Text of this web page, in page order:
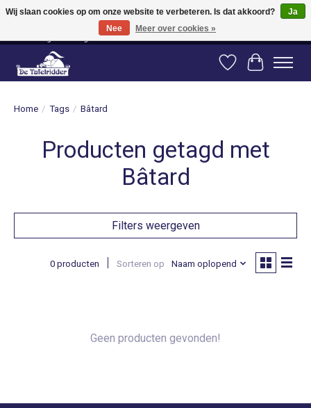
Vanaf 80 euro gratis verzending binnen Nederland! Vanaf 100 euro gratis
verzending naar België en Duitsland!
Verlanglijst
Home / Tags / Bâtard
Producten getagd met
Bâtard
Filters weergeven
0 producten Sorteren op Naam oplopend
Geen producten gevonden!
Wij slaan cookies op om onze website te verbeteren. Is dat akkoord?
Ja
Nee
Meer over cookies »